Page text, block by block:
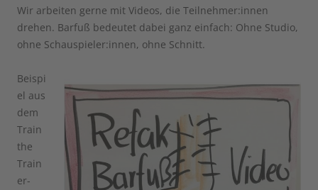
Wir arbeiten gerne mit Videos, die Teilnehmer:innen
drehen. Barfuß bedeutet dabei ganz einfach: Ohne Studio,
ohne Schauspieler:innen, ohne Schnitt.
Beispi
el aus
dem
Train
the
Train
er-